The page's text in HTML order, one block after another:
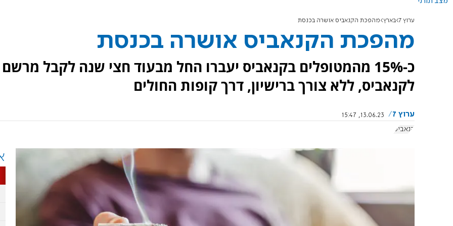
ערוץ 7 בארץ מהפכת הקנאביס אושרה בכנסת
מהפכת הקנאביס אושרה בכנסת
כ-15% מהמטופלים בקנאביס יעברו החל מבעוד חצי שנה לקבל מרשם
לקנאביס, ללא צורך ברישיון, דרך קופות החולים
ערוץ 7
13.06.23, 15:47
קנאביס